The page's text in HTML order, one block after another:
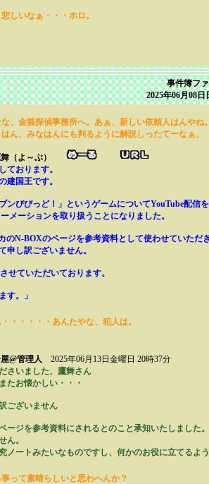
しいなぁ・・・ホロ。
事件簿フ
2025年06月08日
、金狐探偵事務所へ。あぁ、新しい依頼人はんや
ん、みなはんにも判るように解説しったてーなぁ。
（よ～ぶ）
ております。
建国王です。
ンびびっど！」というゲームについてYouTube配信を
メーションを取り扱うことになりました。
のN-BOXのページを参考資料として使わせていただき
申し訳ございません。
せていただいております。
す。」
・・・・・あんたやな、犯人は。
@管理人
2025年06月13日金曜日 20時37分
さいました、鷹舞さん
たお懐かしい・・・
ございません
ージを参考資料にされるとのこと承知いたしました。
ん。
ノートみたいなものですし、何かのお役に立てるよ
って素晴らしいと思わへんか？